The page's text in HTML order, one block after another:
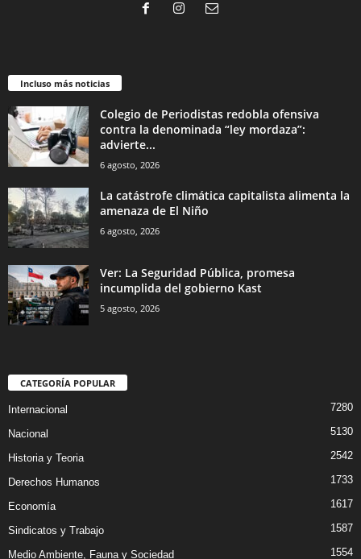
Incluso más noticias
Colegio de Periodistas redobla ofensiva
contra la denominada “ley mordaza”:
advierte...
6 agosto, 2026
La catástrofe climática capitalista alimenta la
amenaza de El Niño
6 agosto, 2026
Ver: La Seguridad Pública, promesa
incumplida del gobierno Kast
5 agosto, 2026
CATEGORÍA POPULAR
Internacional 7280
Nacional 5130
Historia y Teoria 2542
Derechos Humanos 1733
Economía 1617
Sindicatos y Trabajo 1587
Medio Ambiente, Fauna y Sociedad 1554